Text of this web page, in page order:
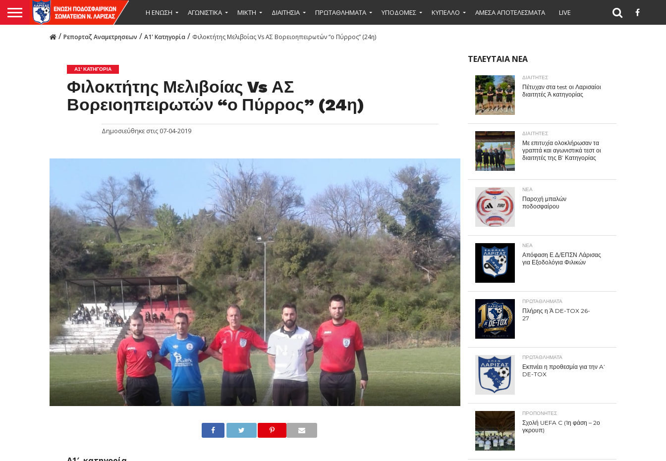
Η ΕΝΩΣΗ ΑΓΩΝΙΣΤΙΚΑ ΜΙΚΤΉ ΔΙΑΙΤΗΣΙΑ ΠΡΩΤΑΘΛΗΜΑΤΑ ΥΠΟΔΟΜΕΣ ΚΥΠΕΛΛΟ ΑΜΕΣΑ ΑΠΟΤΕΛΕΣΜΑΤΑ LIVE
/ Ρεπορταζ Αναμετρησεων / Α1' Κατηγορία / Φιλοκτήτης Μελιβοίας Vs ΑΣ Βορειοηπειρωτών “ο Πύρρος” (24η)
Α1' ΚΑΤΗΓΟΡΊΑ
Φιλοκτήτης Μελιβοίας Vs ΑΣ
Βορειοηπειρωτών “ο Πύρρος” (24η)
Δημοσιεύθηκε στις 07-04-2019
ΤΕΛΕΥΤΑΙΑ ΝΕΑ
ΔΙΑΙΤΗΤΕΣ
Πέτυχαν στα test οι Λαρισαίοι
διαιτητές Ά κατηγορίας
ΔΙΑΙΤΗΤΕΣ
Με επιτυχία ολοκλήρωσαν τα
γραπτά και αγωνιστικά τεστ οι
διαιτητές της Β’ Κατηγορίας
ΝΕΑ
Παροχή μπαλών
ποδοσφαίρου
ΝΕΑ
Απόφαση Ε.Δ/ΕΠΣΝ Λάρισας
για Εξοδολόγια Φιλικών
ΠΡΩΤΑΘΛΉΜΑΤΑ
Πλήρης η Ά DE-TOX 26-
27
ΠΡΩΤΑΘΛΉΜΑΤΑ
Εκπνέει η προθεσμία για την A’
DE-TOX
ΠΡΟΠΟΝΗΤΈΣ
Σχολή UEFA C (1η φάση – 2ο
γκρουπ)